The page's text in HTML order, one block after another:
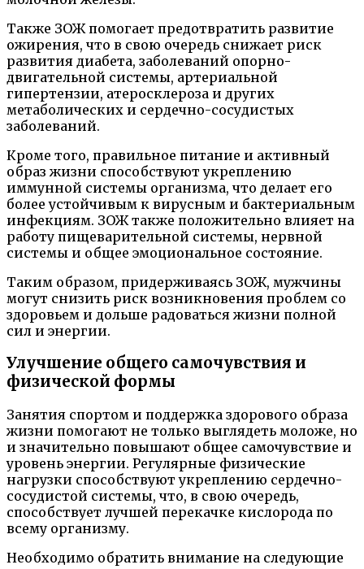
Также ЗОЖ помогает предотвратить развитие
ожирения, что в свою очередь снижает риск
развития диабета, заболеваний опорно-
двигательной системы, артериальной
гипертензии, атеросклероза и других
метаболических и сердечно-сосудистых
заболеваний.
Кроме того, правильное питание и активный
образ жизни способствуют укреплению
иммунной системы организма, что делает его
более устойчивым к вирусным и бактериальным
инфекциям. ЗОЖ также положительно влияет на
работу пищеварительной системы, нервной
системы и общее эмоциональное состояние.
Таким образом, придерживаясь ЗОЖ, мужчины
могут снизить риск возникновения проблем со
здоровьем и дольше радоваться жизни полной
сил и энергии.
Улучшение общего самочувствия и
физической формы
Занятия спортом и поддержка здорового образа
жизни помогают не только выглядеть моложе, но
и значительно повышают общее самочувствие и
уровень энергии. Регулярные физические
нагрузки способствуют укреплению сердечно-
сосудистой системы, что, в свою очередь,
способствует лучшей перекачке кислорода по
всему организму.
Необходимо обратить внимание на следующие